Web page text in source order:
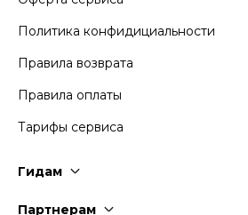
Политика конфидициальности
Правила возврата
Правила оплаты
Тарифы сервиса
Гидам
Партнерам